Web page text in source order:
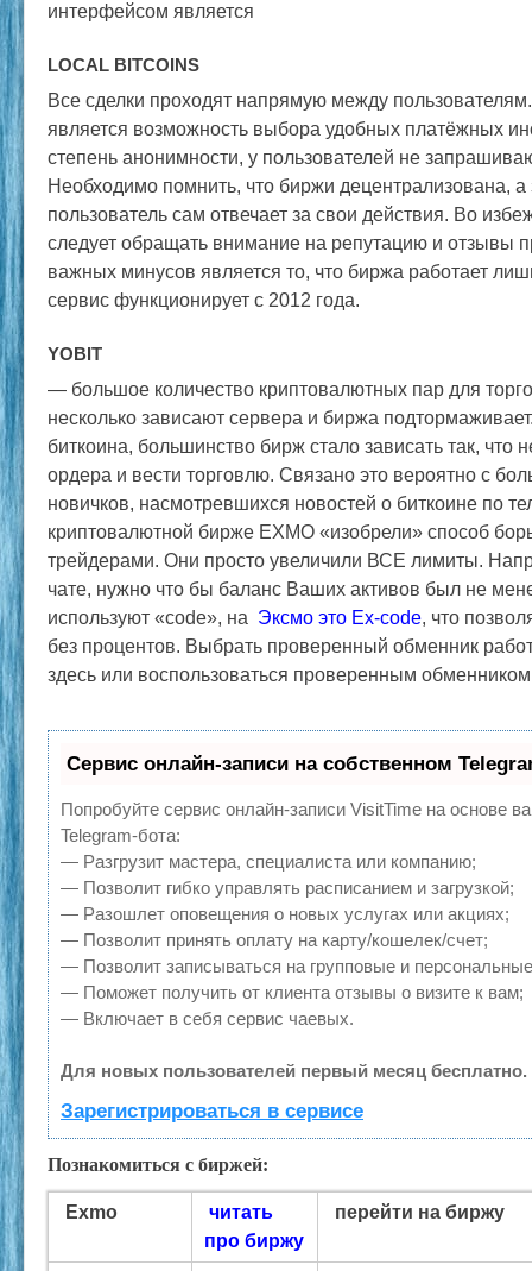
интерфейсом является
LOCAL BITCOINS
Все сделки проходят напрямую между
является возможность выбора удобных платёжных
степень анонимности, у пользователей не
Необходимо помнить, что биржи децентрализована, а
пользователь сам отвечает за свои действия. Во
следует обращать внимание на репутацию и отзывы
важных минусов является то, что биржа работает
сервис функционирует с 2012 года.
YOBIT
— большое количество криптовалютных пар для
несколько зависают сервера и биржа
биткоина, большинство бирж стало зависать так, что
ордера и вести торговлю. Связано это вероятно с
новичков, насмотревшихся новостей о биткоине по
криптовалютной бирже EXMO «изобрели» способ
трейдерами. Они просто увеличили ВСЕ лимиты.
чате, нужно что бы баланс Ваших активов был не
используют «code», на Эксмо это Ex-code, что
без процентов. Выбрать проверенный обменник
здесь или воспользоваться проверенным
Сервис онлайн-записи на собственном
Попробуйте сервис онлайн-записи VisitTime на основе
Telegram-бота:
— Разгрузит мастера, специалиста или компанию;
— Позволит гибко управлять расписанием и загрузкой;
— Разошлет оповещения о новых услугах или акциях;
— Позволит принять оплату на карту/кошелек/счет;
— Позволит записываться на групповые и
— Поможет получить от клиента отзывы о визите к вам;
— Включает в себя сервис чаевых.
Для новых пользователей первый месяц бесплатно.
Зарегистрироваться в сервисе
Познакомиться с биржей:
Exmo
читать
про биржу
перейти на биржу